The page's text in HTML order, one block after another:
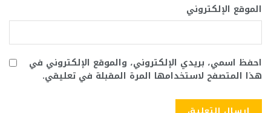
الموقع الإلكتروني
احفظ اسمي، بريدي الإلكتروني، والموقع الإلكتروني في
هذا المتصفح لاستخدامها المرة المقبلة في تعليقي.